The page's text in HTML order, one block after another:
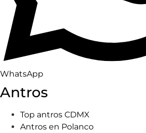
WhatsApp
Antros
Top antros CDMX
Antros en Polanco